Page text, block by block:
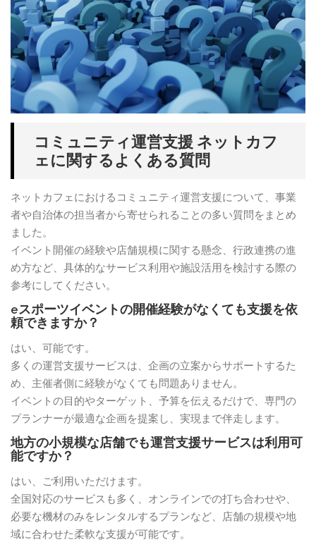
コミュニティ運営支援 ネットカフ
ェに関するよくある質問
ネットカフェにおけるコミュニティ運営支援について、事業
者や自治体の担当者から寄せられることの多い質問をまとめ
ました。
イベント開催の経験や店舗規模に関する懸念、行政連携の進
め方など、具体的なサービス利用や施設活用を検討する際の
参考にしてください。
eスポーツイベントの開催経験がなくても支援を依
頼できますか？
はい、可能です。
多くの運営支援サービスは、企画の立案からサポートするた
め、主催者側に経験がなくても問題ありません。
イベントの目的やターゲット、予算を伝えるだけで、専門の
プランナーが最適な企画を提案し、実現まで伴走します。
地方の小規模な店舗でも運営支援サービスは利用可
能ですか？
はい、ご利用いただけます。
全国対応のサービスも多く、オンラインでの打ち合わせや、
必要な機材のみをレンタルするプランなど、店舗の規模や地
域に合わせた柔軟な支援が可能です。